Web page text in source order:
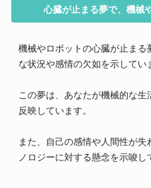
心臓が止まる夢で、機械
機械やロボットの心臓が止ま
な状況や感情の欠如を示してい
この夢は、あなたが機械的な
反映しています。
また、自己の感情や人間性が
ノロジーに対する懸念を示唆し